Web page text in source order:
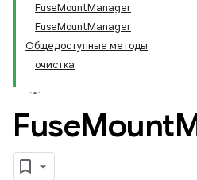
FuseMountManager
FuseMountManager
Общедоступные методы
очистка
FuseMount